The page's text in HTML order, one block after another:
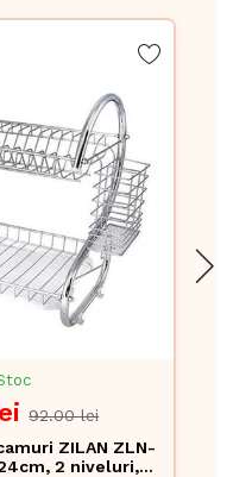
92.00 lei
ZILAN ZLN-
2 niveluri,